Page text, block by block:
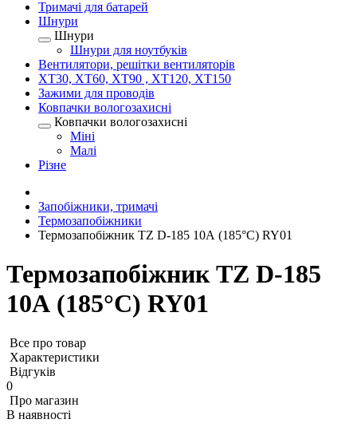
Тримачі для батарей
Шнури
Шнури
Шнури для ноутбуків
Вентилятори, решітки вентиляторів
XT30, XT60, XT90 , XT120, XT150
Зажими для проводів
Ковпачки вологозахисні
Ковпачки вологозахисні
Міні
Малі
Різне
Запобіжники, тримачі
Термозапобіжники
Термозапобіжник TZ D-185 10А (185°C) RY01
Термозапобіжник TZ D-185
10А (185°C) RY01
Все про товар
Характеристики
Відгуків
0
Про магазин
В наявності